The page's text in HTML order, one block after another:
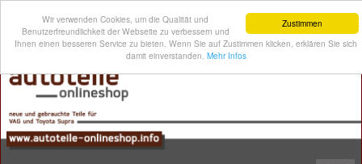
Zustimmen
Wir verwenden Cookies, um die Qualität und
Benutzerfreundlichkeit der Webseite zu verbessern und
Ihnen einen besseren Service zu bieten. Wenn Sie auf Zustimmen klicken, erklären Sie sich
damit einverstanden. Mehr Infos